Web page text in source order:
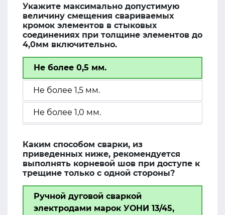
Укажите максимально допустимую
величину смещения свариваемых
кромок элементов в стыковых
соединениях при толщине элементов до
4,0мм включительно.
Не более 0,5 мм.
Не более 1,5 мм.
Не более 1,0 мм.
Каким способом сварки, из
приведенных ниже, рекомендуется
выполнять корневой шов при доступе к
трещине только с одной стороны?
Ручной дуговой сваркой
электродами марок УОНИ 13/45,